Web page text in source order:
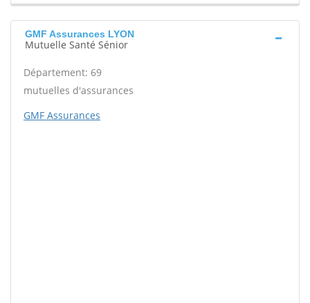
GMF Assurances LYON
Mutuelle Santé Sénior
Département: 69
mutuelles d'assurances
GMF Assurances